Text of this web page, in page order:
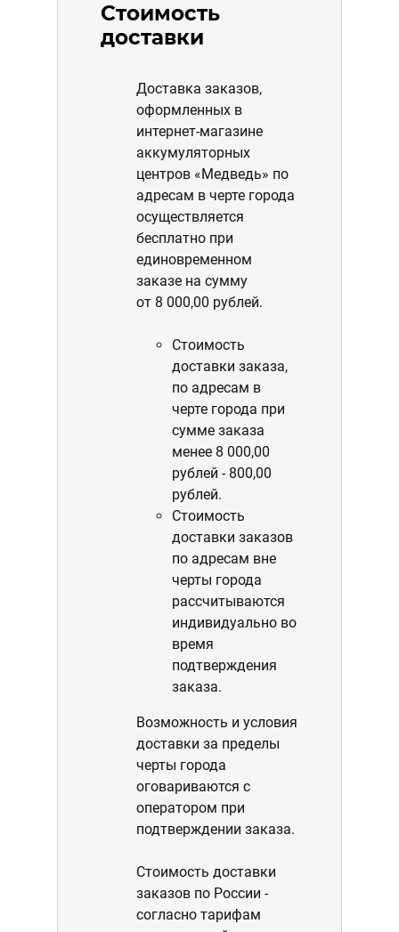
Стоимость
доставки
Доставка заказов,
оформленных в
интернет-магазине
аккумуляторных
центров «Медведь» по
адресам в черте города
осуществляется
бесплатно при
единовременном
заказе на сумму
от 8 000,00 рублей.
Стоимость
доставки заказа,
по адресам в
черте города при
сумме заказа
менее 8 000,00
рублей - 800,00
рублей.
Стоимость
доставки заказов
по адресам вне
черты города
рассчитываются
индивидуально во
время
подтверждения
заказа.
Возможность и условия
доставки за пределы
черты города
оговариваются с
оператором при
подтверждении заказа.
Стоимость доставки
заказов по России -
согласно тарифам